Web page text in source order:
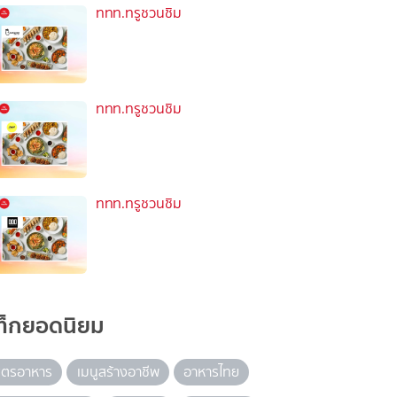
ททท.ทรูชวนชิม
ททท.ทรูชวนชิม
ททท.ทรูชวนชิม
กยอดนิยม
รอาหาร เมนูสร้างอาชีพ อาหารไทย